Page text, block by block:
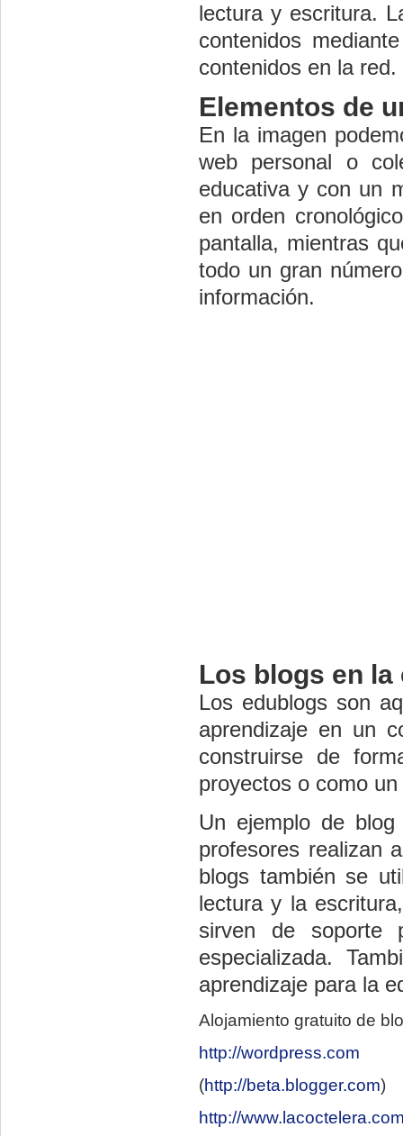
lectura y escritura.
contenidos
contenidos en la red.
Elementos de
En la imagen
web personal o
educativa y con un
en orden
pantalla, mientras
todo un gran
información.
Los blogs en
Los edublogs son
aprendizaje en un
construirse de
proyectos o como
Un ejemplo de blog
profesores realizan
blogs también se
lectura y la
sirven de soporte
especializada.
aprendizaje para la
Alojamiento gratuito de
http://wordpress.com
(http://beta.blogger.com)
http://